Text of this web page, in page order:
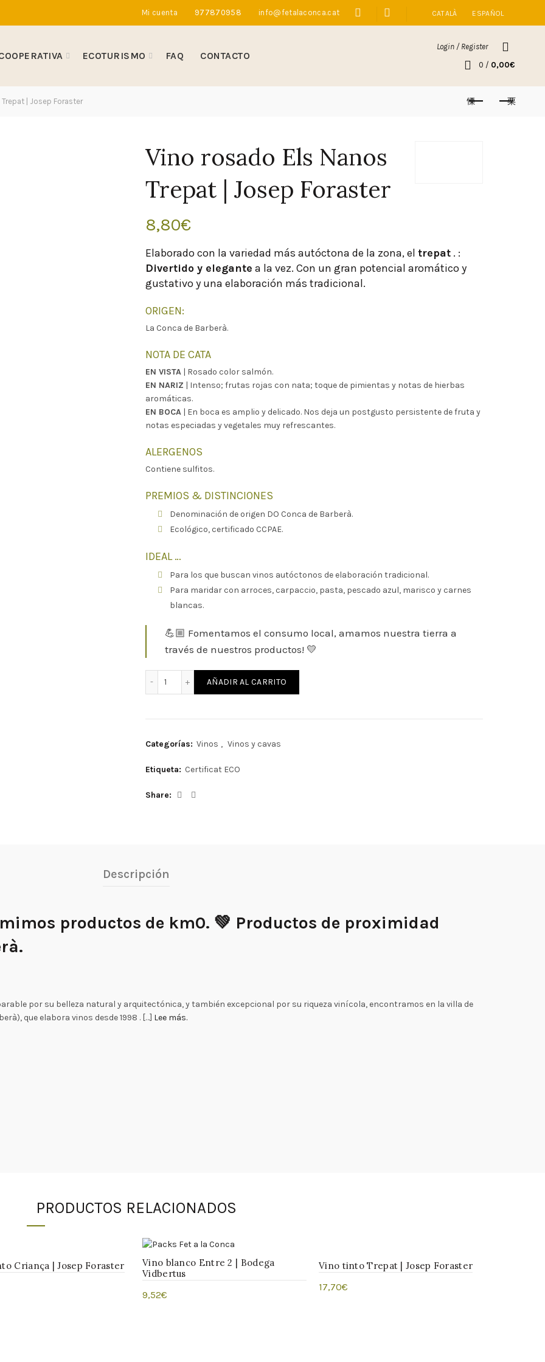
Mi cuenta 977870958 info@fetalaconca.cat CATALÀ ESPAÑOL
ECOTURISMO FAQ CONTACTO
Login / Register
0 / 0,00€
| Josep Foraster
Vino rosado Els Nanos
Trepat | Josep Foraster
8,80€
Elaborado con la variedad más autóctona de la zona, el trepat . :
Divertido y elegante a la vez. Con un gran potencial aromático y
gustativo y una elaboración más tradicional.
ORIGEN:
La Conca de Barberà.
NOTA DE CATA
EN VISTA | Rosado color salmón.
EN NARIZ | Intenso; frutas rojas con nata; toque de pimientas y notas de hierbas
aromáticas.
EN BOCA | En boca es amplio y delicado. Nos deja un postgusto persistente de fruta y
notas especiadas y vegetales muy refrescantes.
ALERGENOS
Contiene sulfitos.
PREMIOS & DISTINCIONES
Denominación de origen DO Conca de Barberà.
Ecológico, certificado CCPAE.
IDEAL …
Para los que buscan vinos autóctonos de elaboración tradicional.
Para maridar con arroces, carpaccio, pasta, pescado azul, marisco y carnes
blancas.
💪🏼 Fomentamos el consumo local, amamos nuestra tierra a
través de nuestros productos! 💛
Vino rosado Els Nanos Trepat | Josep Foraster cantidad
AÑADIR AL CARRITO
Categorías: Vinos , Vinos y cavas
Etiqueta: Certificat ECO
Share
Descripción
productos de km0. 💚 Productos de proximidad
por su belleza natural y arquitectónica, y también excepcional por su riqueza vinícola, encontramos en la villa de
que elabora vinos desde 1998 . […] Lee más.
PRODUCTOS RELACIONADOS
Criança | Josep Foraster
Vino blanco Entre 2 | Bodega
Vidbertus
9,52€
Vino tinto Trepat | Josep Foraster
17,70€